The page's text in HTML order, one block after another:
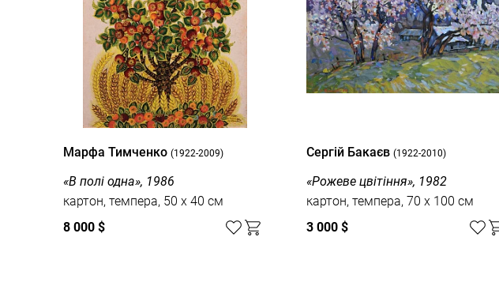
Марфа Тимченко (1922-2009)
«В полі одна», 1986
картон, темпера, 50 x 40 см
8 000 $
Сергій Бакаєв(1922-2010)
«Рожеве цвітіння», 1982
картон, темпера, 70 x 100 см
3 000 $